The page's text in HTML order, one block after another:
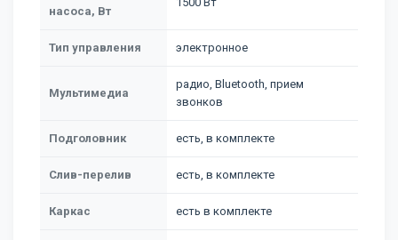
насоса, Вт
Тип управления электронное
Мультимедиа
радио, Bluetooth, прием
звонков
Подголовник есть, в комплекте
Слив-перелив есть, в комплекте
Каркас есть в комплекте